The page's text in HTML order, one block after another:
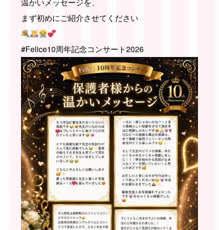
まず初めにご紹介させてください
#Felice10周年記念コンサート2026